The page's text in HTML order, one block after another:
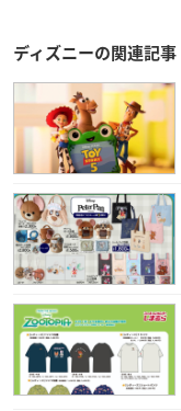
ディズニーの関連記事